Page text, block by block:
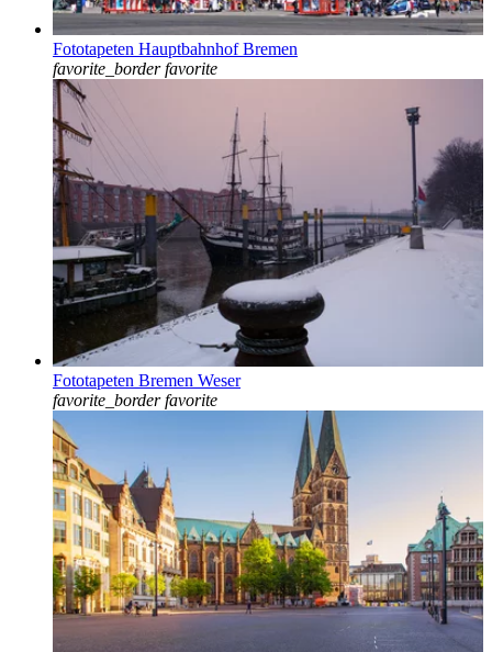
Fototapeten Hauptbahnhof Bremen
favorite_border favorite
Fototapeten Bremen Weser
favorite_border favorite